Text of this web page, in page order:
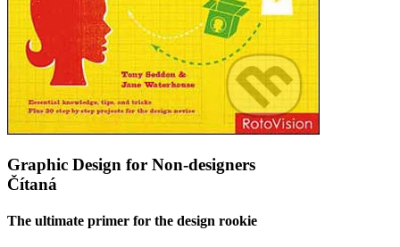
Graphic Design for Non-designers
Čítaná
The ultimate primer for the design rookie